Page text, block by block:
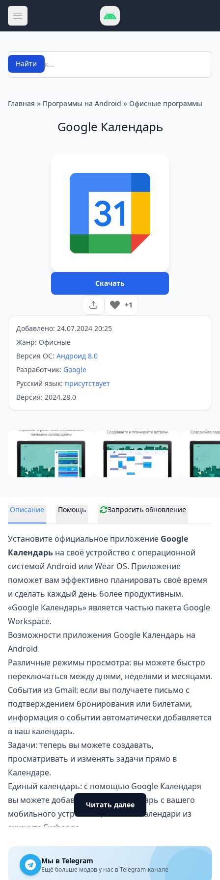
Открыть меню
Поиск
Найти
Главная » Программы на Android » Офисные программы
Google Календарь
Скачать
+1
Добавлено: 24.07.2024 20:25
Жанр: Офисные
Версия ОС: Андроид 8.0
Разработчик: Google
Русский язык: присутствует
Версия: 2024.28.0
Описание Помощь Запросить обновление
Установите официальное приложение Google
Календарь на своё устройство с операционной
системой Android или Wear OS. Приложение
поможет вам эффективно планировать своё время
и сделать каждый день более продуктивным.
«Google Календарь» является частью пакета Google
Workspace.
Возможности приложения Google Календарь на
Android
Различные режимы просмотра: вы можете быстро
переключаться между днями, неделями и месяцами.
События из Gmail: если вы получаете письмо с
подтверждением бронирования или билетами,
информация о событии автоматически добавляется
в ваш календарь.
Задачи: теперь вы можете создавать,
просматривать и изменять задачи прямо в
Календаре.
Единый календарь: с помощью Google Календаря
вы можете добавить любой календарь с вашего
мобильного устройства, включая календари из
аккаунта Exchange.
на устройствах Wear OS вы всегда будете в курсе
предстоящих дел. Приложение поддерживает
Читать далее
Мы в Telegram
Ещё больше модов у нас в Telegram-канале